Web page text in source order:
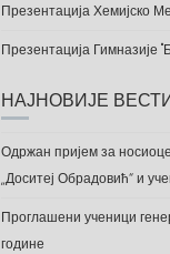
Презентација Хемијско
Презентација Гимназије
НАЈНОВИЈЕ
Одржан пријем за
„Доситеј Обрадовић“ и
Проглашени ученици
године